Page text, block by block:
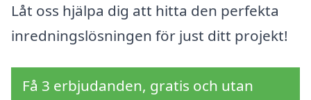
Låt oss hjälpa dig att hitta den perfekta
inredningslösningen för just ditt projekt!
Få 3 erbjudanden, gratis och utan